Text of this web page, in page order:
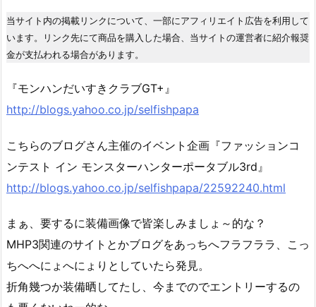
当サイト内の掲載リンクについて、一部にアフィリエイト広告を利用して
います。リンク先にて商品を購入した場合、当サイトの運営者に紹介報奨
金が支払われる場合があります。
『モンハンだいすきクラブGT+』
http://blogs.yahoo.co.jp/selfishpapa
こちらのブログさん主催のイベント企画『ファッションコ
ンテスト イン モンスターハンターポータブル3rd』
http://blogs.yahoo.co.jp/selfishpapa/22592240.html
まぁ、要するに装備画像で皆楽しみましょ～的な？
MHP3関連のサイトとかブログをあっちへフラフララ、こっ
ちへへにょへにょりとしていたら発見。
折角幾つか装備晒してたし、今までのでエントリーするの